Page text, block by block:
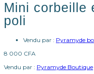
Mini corbeille
poli
Vendu par : Pyramyde
8 000 CFA
Vendu par : Pyramyde Boutique